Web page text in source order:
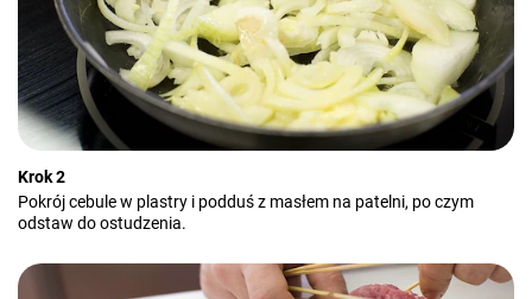
Krok 2
Pokrój cebule w plastry i podduś z masłem na patelni, po czym
odstaw do ostudzenia.